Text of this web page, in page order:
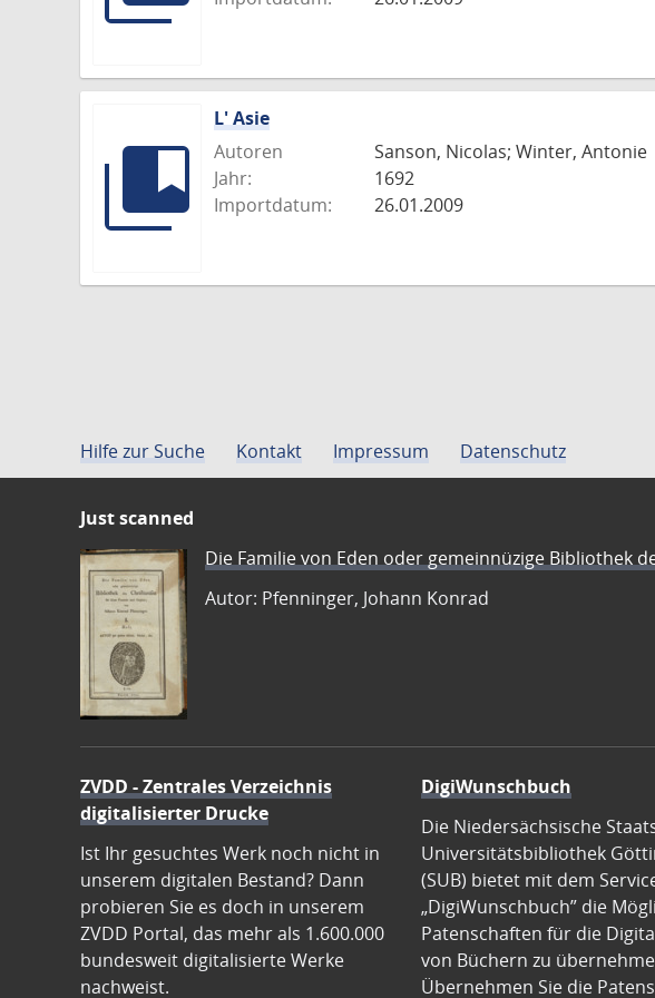
L' Asie
Autoren
Sanson, Nicolas; Winter, Antonie
Jahr:
1692
Importdatum:
26.01.2009
Hilfe zur Suche Kontakt Impressum Datenschutz
Just scanned
Die Familie von Eden oder gemeinnüzige Bibliothek
Autor: Pfenninger, Johann Konrad
ZVDD - Zentrales Verzeichnis
digitalisierter Drucke
Ist Ihr gesuchtes Werk noch nicht in
unserem digitalen Bestand? Dann
probieren Sie es doch in unserem
ZVDD Portal, das mehr als 1.600.000
bundesweit digitalisierte Werke
nachweist.
DigiWunschbuch
Die Niedersächsische
Universitätsbibliothek
(SUB) bietet mit dem
„DigiWunschbuch” die
Patenschaften für die
von Büchern zu
Übernehmen Sie die